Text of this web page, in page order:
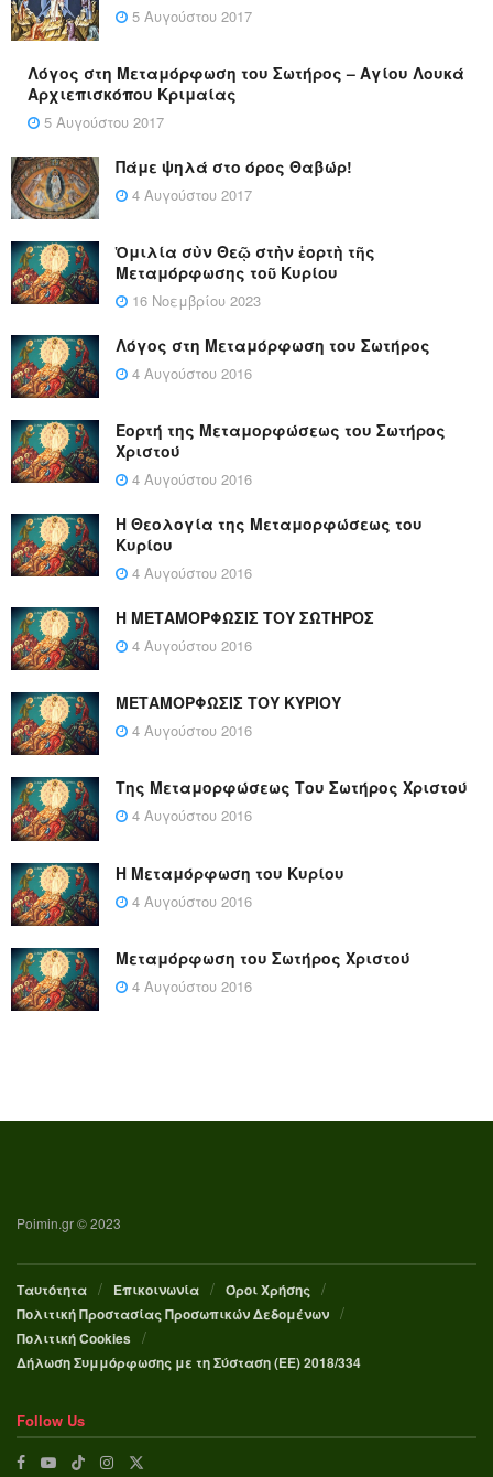
5 Αυγούστου 2017
Λόγος στη Μεταμόρφωση του Σωτήρος – Αγίου Λουκά
Αρχιεπισκόπου Κριμαίας
5 Αυγούστου 2017
Πάμε ψηλά στο όρος Θαβώρ!
4 Αυγούστου 2017
Ὁμιλία σὺν Θεῷ στὴν ἑορτὴ τῆς
Μεταμόρφωσης τοῦ Κυρίου
16 Νοεμβρίου 2023
Λόγος στη Μεταμόρφωση του Σωτήρος
4 Αυγούστου 2016
Εορτή της Μεταμορφώσεως του Σωτήρος
Χριστού
4 Αυγούστου 2016
Η Θεολογία της Μεταμορφώσεως του
Κυρίου
4 Αυγούστου 2016
Η ΜΕΤΑΜΟΡΦΩΣΙΣ ΤΟΥ ΣΩΤΗΡΟΣ
4 Αυγούστου 2016
ΜΕΤΑΜΟΡΦΩΣΙΣ ΤΟΥ ΚΥΡΙΟΥ
4 Αυγούστου 2016
Της Μεταμορφώσεως Του Σωτήρος Χριστού
4 Αυγούστου 2016
Η Μεταμόρφωση του Κυρίου
4 Αυγούστου 2016
Μεταμόρφωση του Σωτήρος Χριστού
4 Αυγούστου 2016
Poimin.gr © 2023
Ταυτότητα Επικοινωνία
Όροι Χρήσης
Πολιτική Προστασίας Προσωπικών Δεδομένων
Πολιτική Cookies
Δήλωση Συμμόρφωσης με τη Σύσταση (ΕΕ) 2018/334
Follow Us